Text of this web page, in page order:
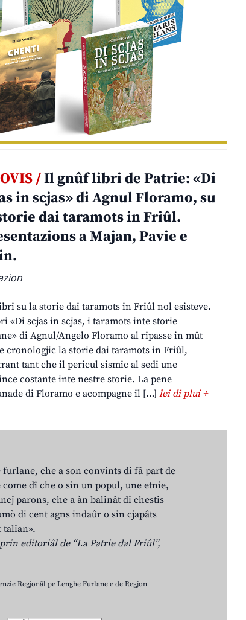
/Il gnûf libri de Patrie: «Di
in scjas» di Agnul Floramo, su
dai taramots in Friûl.
a Majan, Pavie e
su la storie dai taramots in Friûl nol esisteve.
«Di scjas in scjas, i taramots inte storie
di Agnul/Angelo Floramo al ripasse in mût
cronologjic la storie dai taramots in Friûl,
tant che il pericul sismic al sedi une
costante inte nestre storie. La pene
di Floramo e acompagne il […]lei di plui +
che a son convints di fâ part de
dî che o sin un popul, une etnie,
parons, che a àn balinât di chestis
di cent agns indaûr o sin cjapâts
talian».
editoriâl de “La Patrie dal Friûl”,
Regjonâl pe Lenghe Furlane e de Regjon